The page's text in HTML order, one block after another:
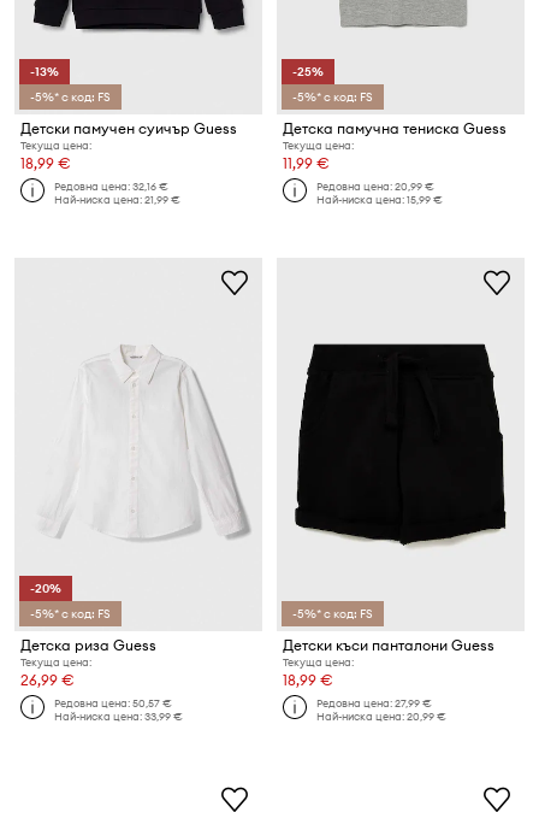
-13%
-5%* с код: FS
Детски памучен суичър Guess
Текуща цена:
18,99 €
Редовна цена:32,16 €
Най-ниска цена:21,99 €
-25%
-5%* с код: FS
Детска памучна тениска Guess
Текуща цена:
11,99 €
Редовна цена:20,99 €
Най-ниска цена:15,99 €
-20%
-5%* с код: FS
Детска риза Guess
Текуща цена:
26,99 €
Редовна цена:50,57 €
Най-ниска цена:33,99 €
-5%* с код: FS
Детски къси панталони Guess
Текуща цена:
18,99 €
Редовна цена:27,99 €
Най-ниска цена:20,99 €